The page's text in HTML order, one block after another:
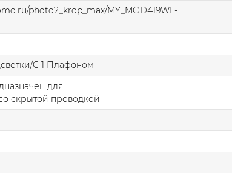
photo2_krop_max/MY_MOD419WL-
С 1 Плафоном
для
скрытой проводкой